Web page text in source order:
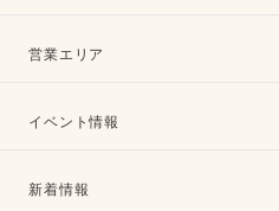
営業エリア
イベント情報
新着情報